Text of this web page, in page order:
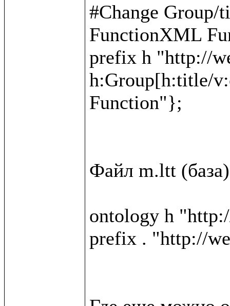
#Change
FunctionXML
prefix h "http://
h:Group[h:title/
Function"};
Файл m.ltt (база)
ontology h
prefix . "http://